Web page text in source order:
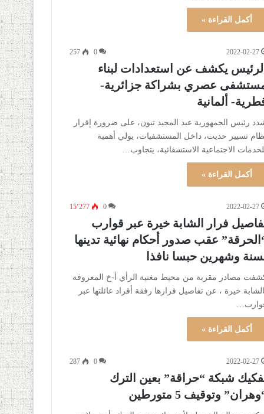
أكمل القراءة »
2022-02-27
0
257
الرئيس يكشف عن استعدادات لبناء
عصري بشراكة جزائرية-
ألمانية
رئيس الجمهورية عبد المجيد تبون، على ضرورة إقرار
تسيير حديث، داخل المستشفيات، يولي أهمية
الاجتماعية الاستشفائية، يتجاوب…
أكمل القراءة »
2022-02-27
0 15٬277
فرار الشابة خيرة عبر قوارب
عقب صدور أحكام نهائية تدينها
وشهرين حبسا نافذا
مصادر مقربة من محيط مغنية الرأي أ-خ المعروفة
خيرة ، عن تفاصيل فرارها رفقة أفراد عائلتها عبر
أكمل القراءة »
2022-02-27
0
287
شبكة “حراقة” بعين الترك
وتوقيف 5 متورطين